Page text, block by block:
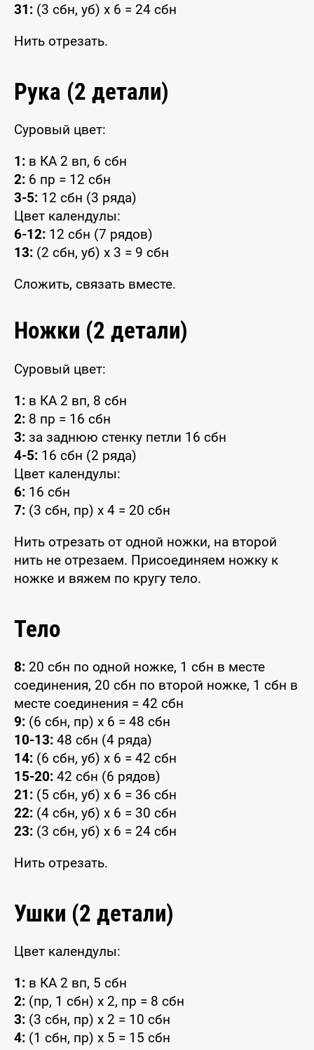
31: (3 сбн, уб) x 6 = 24 сбн
Нить отрезать.
Рука (2 детали)
Суровый цвет:
1: в КА 2 вп, 6 сбн
2: 6 пр = 12 сбн
3-5: 12 сбн (3 ряда)
Цвет календулы:
6-12: 12 сбн (7 рядов)
13: (2 сбн, уб) x 3 = 9 сбн
Сложить, связать вместе.
Ножки (2 детали)
Суровый цвет:
1: в КА 2 вп, 8 сбн
2: 8 пр = 16 сбн
3: за заднюю стенку петли 16 сбн
4-5: 16 сбн (2 ряда)
Цвет календулы:
6: 16 сбн
7: (3 сбн, пр) x 4 = 20 сбн
Нить отрезать от одной ножки, на второй
нить не отрезаем. Присоединяем ножку к
ножке и вяжем по кругу тело.
Тело
8: 20 сбн по одной ножке, 1 сбн в месте
соединения, 20 сбн по второй ножке, 1 сбн в
месте соединения = 42 сбн
9: (6 сбн, пр) x 6 = 48 сбн
10-13: 48 сбн (4 ряда)
14: (6 сбн, уб) x 6 = 42 сбн
15-20: 42 сбн (6 рядов)
21: (5 сбн, уб) x 6 = 36 сбн
22: (4 сбн, уб) x 6 = 30 сбн
23: (3 сбн, уб) x 6 = 24 сбн
Нить отрезать.
Ушки (2 детали)
Цвет календулы:
1: в КА 2 вп, 5 сбн
2: (пр, 1 сбн) x 2, пр = 8 сбн
3: (3 сбн, пр) x 2 = 10 сбн
4: (1 сбн, пр) x 5 = 15 сбн